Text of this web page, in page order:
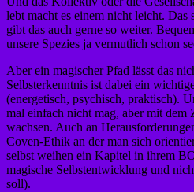
lebt macht es einem nicht leicht. Das
gibt das auch gerne so weiter.
unsere Spezies ja vermutlich schon
Aber ein magischer Pfad lässt das
Selbsterkenntnis ist dabei ein
(energetisch, psychisch, praktisch).
mal einfach nicht mag, aber mit
wachsen. Auch an
Coven-Ethik an der man sich
selbst weihen ein Kapitel in ihrem
magische Selbstentwicklung und
soll).